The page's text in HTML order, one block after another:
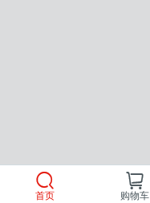
首页 购物车